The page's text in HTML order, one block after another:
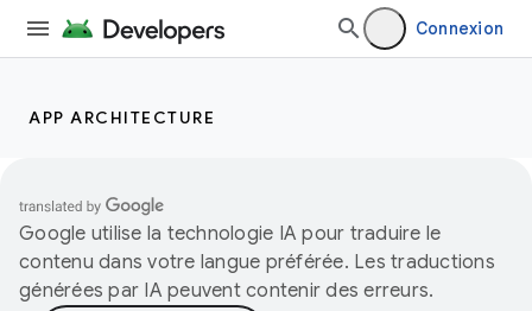
Connexion
APP ARCHITECTURE
Google utilise la technologie IA pour traduire le
contenu dans votre langue préférée. Les traductions
générées par IA peuvent contenir des erreurs.